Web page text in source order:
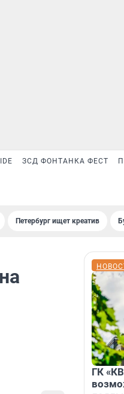
ЗСД ФОНТАНКА ФЕСТ
Петербург ищет креатив
ГК